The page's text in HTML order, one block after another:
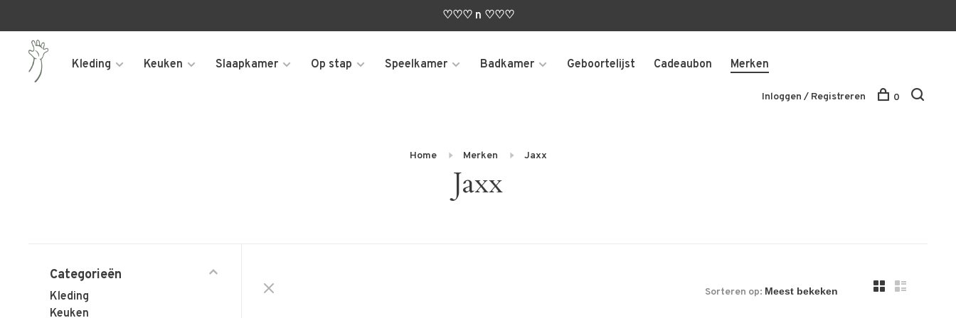
♡♡♡ n ♡♡♡
Kleding Keuken Slaapkamer Op stap Speelkamer Badkamer Geboortelijst Cadeaubon Merken
Inloggen / Registreren 0
Home Merken Jaxx
Jaxx
Categorieën
Kleding
Keuken
Sorteren op: